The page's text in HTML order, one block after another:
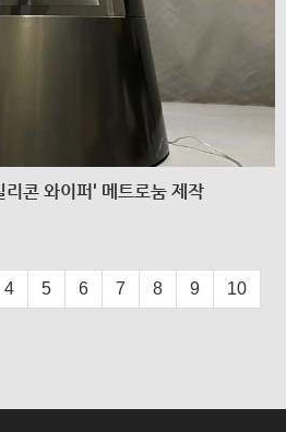
콘 와이퍼' 메트로눔 제작
4 5 6 7 8 9 10